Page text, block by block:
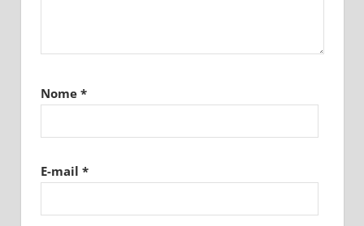
Nome *
E-mail *